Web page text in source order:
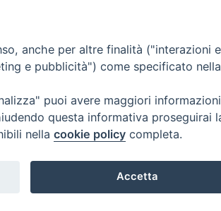
anche per altre finalità ("interazioni e
e pubblicità") come specificato nella
puoi avere maggiori
questa informativa proseguirai
nella cookie policy completa.
Accetta